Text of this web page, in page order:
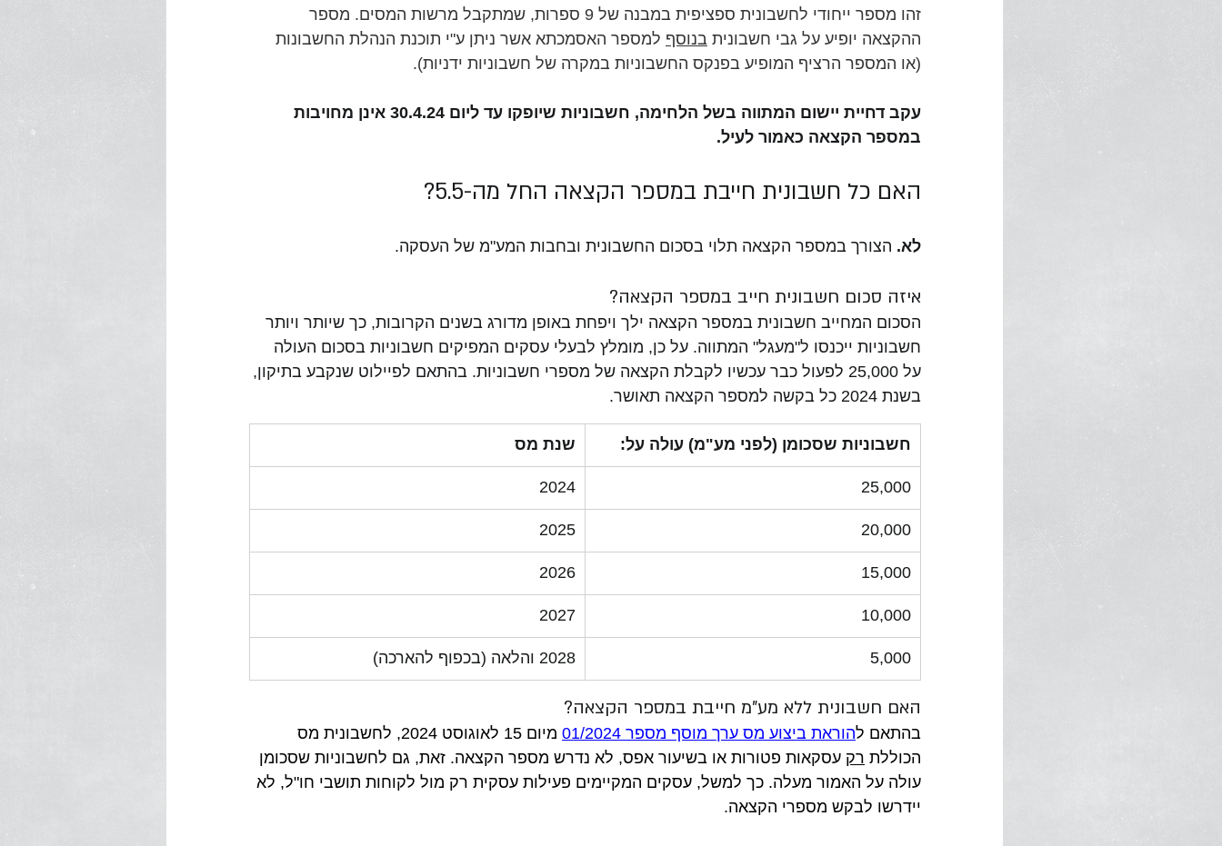
זהו מספר ייחודי לחשבונית ספציפית במבנה של 9 ספרות, שמתקבל מרשות המסים. מספר
ההקצאה יופיע על גבי חשבונית בנוסף למספר האסמכתא אשר ניתן ע"י תוכנת הנהלת החשבונות
(או המספר הרציף המופיע בפנקס החשבוניות במקרה של חשבוניות ידניות).
עקב דחיית יישום המתווה בשל הלחימה, חשבוניות שיופקו עד ליום 30.4.24 אינן מחויבות
במספר הקצאה כאמור לעיל.
האם כל חשבונית חייבת במספר הקצאה החל מה-5.5?
לא. הצורך במספר הקצאה תלוי בסכום החשבונית ובחבות המע"מ של העסקה.
איזה סכום חשבונית חייב במספר הקצאה?
הסכום המחייב חשבונית במספר הקצאה ילך ויפחת באופן מדורג בשנים הקרובות, כך שיותר ויותר
חשבוניות ייכנסו ל"מעגל" המתווה. על כן, מומלץ לבעלי עסקים המפיקים חשבוניות בסכום העולה
על 25,000 לפעול כבר עכשיו לקבלת הקצאה של מספרי חשבוניות. בהתאם לפיילוט שנקבע בתיקון,
בשנת 2024 כל בקשה למספר הקצאה תאושר.
חשבוניות שסכומן (לפני מע"מ) עולה על: שנת מס
25,000
2024
20,000
2025
15,000
2026
10,000
2027
5,000 2028 והלאה (בכפוף להארכה)
האם חשבונית ללא מע"מ חייבת במספר הקצאה?
בהתאם להוראת ביצוע מס ערך מוסף מספר 01/2024
מיום 15 לאוגוסט 2024, לחשבונית מס
הכוללת רק עסקאות פטורות או בשיעור אפס, לא נדרש מספר הקצאה. זאת, גם לחשבוניות שסכומן
עולה על האמור מעלה. כך למשל, עסקים המקיימים פעילות עסקית רק מול לקוחות תושבי חו"ל, לא
יידרשו לבקש מספרי הקצאה.